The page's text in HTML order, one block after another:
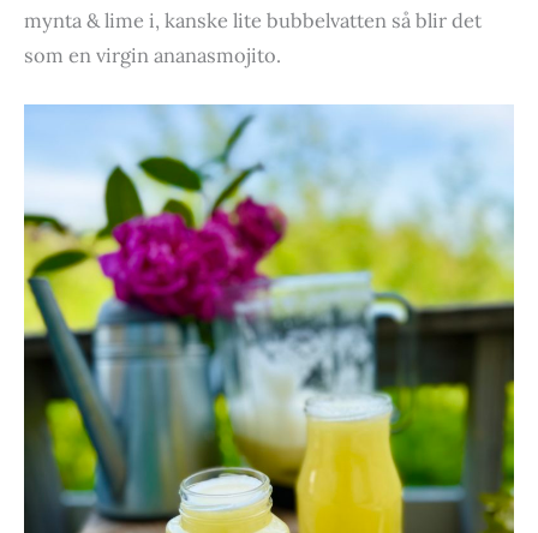
mynta & lime i, kanske lite bubbelvatten så blir det
som en virgin ananasmojito.